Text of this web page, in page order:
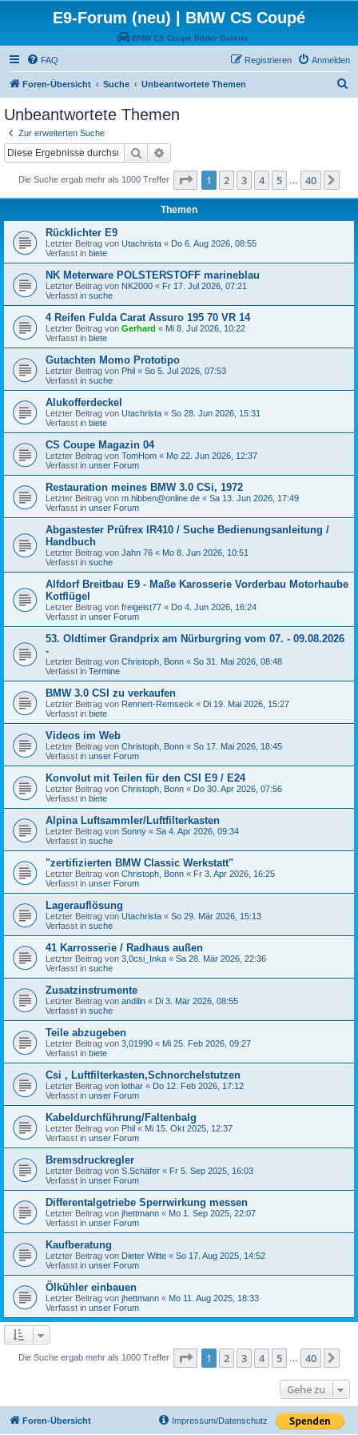
E9-Forum (neu) | BMW CS Coupé
BMW CS Coupe Bilder Galerie
FAQ Anmelden
Registrieren
Foren-Übersicht Suche Unbeantwortete Themen
Unbeantwortete Themen
Zur erweiterten Suche
Suche
Die Suche ergab mehr als 1000 Treffer Seite 1von 40
1 2 3 4 5 40
Themen
Rücklichter E9
Letzter Beitrag von Utachrista « Do 6. Aug 2026, 08:55
Verfasst in biete
NK Meterware POLSTERSTOFF marineblau
Letzter Beitrag von NK2000 « Fr 17. Jul 2026, 07:21
Verfasst in suche
4 Reifen Fulda Carat Assuro 195 70 VR 14
Letzter Beitrag von Gerhard « Mi 8. Jul 2026, 10:22
Verfasst in biete
Gutachten Momo Prototipo
Letzter Beitrag von Phil « So 5. Jul 2026, 07:53
Verfasst in suche
Alukofferdeckel
Letzter Beitrag von Utachrista « So 28. Jun 2026, 15:31
Verfasst in biete
CS Coupe Magazin 04
Letzter Beitrag von TomHom « Mo 22. Jun 2026, 12:37
Verfasst in unser Forum
Restauration meines BMW 3.0 CSi, 1972
Letzter Beitrag von m.hibben@online.de « Sa 13. Jun 2026, 17:49
Verfasst in unser Forum
Abgastester Prüfrex IR410 / Suche Bedienungsanleitung /
Handbuch
Letzter Beitrag von Jahn 76 « Mo 8. Jun 2026, 10:51
Verfasst in suche
Alfdorf Breitbau E9 - Maße Karosserie Vorderbau Motorhaube
Kotflügel
Letzter Beitrag von freigeist77 « Do 4. Jun 2026, 16:24
Verfasst in unser Forum
53. Oldtimer Grandprix am Nürburgring vom 07. - 09.08.2026
-
Letzter Beitrag von Christoph, Bonn « So 31. Mai 2026, 08:48
Verfasst in Termine
BMW 3.0 CSI zu verkaufen
Letzter Beitrag von Rennert-Remseck « Di 19. Mai 2026, 15:27
Verfasst in biete
Videos im Web
Letzter Beitrag von Christoph, Bonn « So 17. Mai 2026, 18:45
Verfasst in unser Forum
Konvolut mit Teilen für den CSI E9 / E24
Letzter Beitrag von Christoph, Bonn « Do 30. Apr 2026, 07:56
Verfasst in biete
Alpina Luftsammler/Luftfilterkasten
Letzter Beitrag von Sonny « Sa 4. Apr 2026, 09:34
Verfasst in suche
"zertifizierten BMW Classic Werkstatt"
Letzter Beitrag von Christoph, Bonn « Fr 3. Apr 2026, 16:25
Verfasst in unser Forum
Lagerauflösung
Letzter Beitrag von Utachrista « So 29. Mär 2026, 15:13
Verfasst in suche
41 Karrosserie / Radhaus außen
Letzter Beitrag von 3,0csi_Inka « Sa 28. Mär 2026, 22:36
Verfasst in suche
Zusatzinstrumente
Letzter Beitrag von andilin « Di 3. Mär 2026, 08:55
Verfasst in suche
Teile abzugeben
Letzter Beitrag von 3,01990 « Mi 25. Feb 2026, 09:27
Verfasst in biete
Csi , Luftfilterkasten,Schnorchelstutzen
Letzter Beitrag von lothar « Do 12. Feb 2026, 17:12
Verfasst in unser Forum
Kabeldurchführung/Faltenbalg
Letzter Beitrag von Phil « Mi 15. Okt 2025, 12:37
Verfasst in unser Forum
Bremsdruckregler
Letzter Beitrag von S.Schäfer « Fr 5. Sep 2025, 16:03
Verfasst in unser Forum
Differentalgetriebe Sperrwirkung messen
Letzter Beitrag von jhettmann « Mo 1. Sep 2025, 22:07
Verfasst in unser Forum
Kaufberatung
Letzter Beitrag von Dieter Witte « So 17. Aug 2025, 14:52
Verfasst in unser Forum
Ölkühler einbauen
Letzter Beitrag von jhettmann « Mo 11. Aug 2025, 18:33
Verfasst in unser Forum
Die Suche ergab mehr als 1000 Treffer Seite 1von 40
1 2 3 4 5 40
Gehe zu
Foren-Übersicht Impressum/Datenschutz